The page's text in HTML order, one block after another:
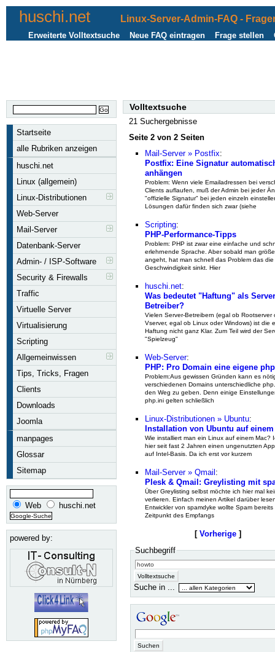
huschi.net Linux-Server-Admin-FAQ -
Frage stellen
Neue FAQ eintragen
Erweiterte Volltextsuche
Startseite
alle Rubriken anzeigen
huschi.net
Linux (allgemein)
Linux-Distributionen
Web-Server
Mail-Server
Datenbank-Server
Admin- / ISP-Software
Security & Firewalls
Traffic
Virtuelle Server
Virtualisierung
Scripting
Allgemeinwissen
Tips, Tricks, Fragen
Clients
Downloads
Joomla
manpages
Glossar
Sitemap
Web huschi.net
powered by:
Volltextsuche
21 Suchergebnisse
Seite 2 von 2 Seiten
Mail-Server » Postfix:
Postfix: Eine Signatur
anhängen
Problem: Wenn viele Emailadressen bei
Clients auflaufen, muß der Admin bei jeder
"offizielle Signatur" bei jeden einzeln
Lösungen dafür finden sich zwar (siehe
Scripting:
PHP-Performance-Tipps
Problem: PHP ist zwar eine einfache und
erlehrnende Sprache. Aber sobald man
angeht, hat man schnell das Problem das die
Geschwindigkeit sinkt. Hier
huschi.net:
Was bedeutet "Haftung" als
Betreiber?
Vielen Server-Betreibern (egal ob Rootserver
Vserver, egal ob Linux oder Windows) ist die
Haftung nicht ganz Klar. Zum Teil wird der
"Spielzeug"
Web-Server:
PHP: Pro Domain eine eigene
Problem:Aus gewissen Gründen kann es
verschiedenen Domains unterschiedliche
den Weg zu geben. Denn einige
php.ini gelten schließlich
Linux-Distributionen » Ubuntu:
Installation von Ubuntu auf einem
Wie installiert man ein Linux auf einem Mac?
hier seit fast 2 Jahren einen ungenutzten
auf Intel-Basis. Da ich erst vor kurzem
Mail-Server » Qmail :
Plesk & Qmail: Greylisting mit
Über Greylisting selbst möchte ich hier mal
verlieren. Einfach meinen Artikel darüber
Entwickler von spamdyke wollte Spam bereits
Zeitpunkt des Empfangs
[ Vorherige ]
Suchbegriff
Suche in ...